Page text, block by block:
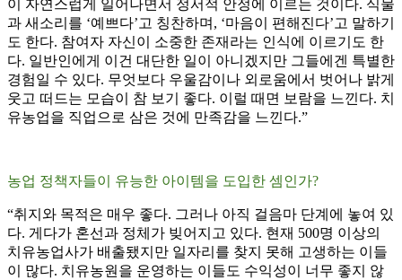
이 자연스럽게 일어나면서 정서적 안정에 이르는 것이다. 식물
과 새소리를 ‘예쁘다’고 칭찬하며, ‘마음이 편해진다’고 말하기
도 한다. 참여자 자신이 소중한 존재라는 인식에 이르기도 한
다. 일반인에게 이건 대단한 일이 아니겠지만 그들에겐 특별한
경험일 수 있다. 무엇보다 우울감이나 외로움에서 벗어나 밝게
웃고 떠드는 모습이 참 보기 좋다. 이럴 때면 보람을 느낀다. 치
유농업을 직업으로 삼은 것에 만족감을 느낀다.”
농업 정책자들이 유능한 아이템을 도입한 셈인가?
“취지와 목적은 매우 좋다. 그러나 아직 걸음마 단계에 놓여 있
다. 게다가 혼선과 정체가 빚어지고 있다. 현재 500명 이상의
치유농업사가 배출됐지만 일자리를 찾지 못해 고생하는 이들
이 많다. 치유농원을 운영하는 이들도 수익성이 너무 좋지 않